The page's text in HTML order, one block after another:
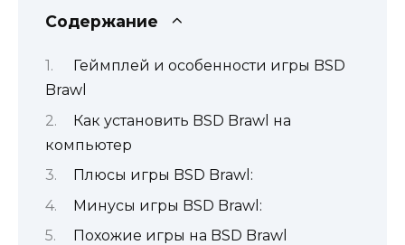
Содержание
Геймплей и особенности игры BSD
Brawl
Как установить BSD Brawl на
компьютер
Плюсы игры BSD Brawl:
Минусы игры BSD Brawl:
Похожие игры на BSD Brawl